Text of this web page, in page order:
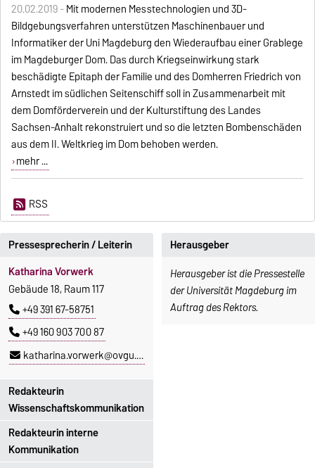
20.02.2019 -Mit modernen Messtechnologien und 3D-
Bildgebungsverfahren unterstützen Maschinenbauer und
Informatiker der Uni Magdeburg den Wiederaufbau einer Grablege
im Magdeburger Dom. Das durch Kriegseinwirkung stark
beschädigte Epitaph der Familie und des Domherren Friedrich von
Arnstedt im südlichen Seitenschiff soll in Zusammenarbeit mit
dem Domförderverein und der Kulturstiftung des Landes
Sachsen-Anhalt rekonstruiert und so die letzten Bombenschäden
aus dem II. Weltkrieg im Dom behoben werden.
mehr ...
RSS
Pressesprecherin / Leiterin
Katharina Vorwerk
Gebäude 18, Raum 117
+49 391 67-58751
+49 160 903 700 87
katharina.vorwerk@ovgu.de
Redakteurin interne
Kommunikation
Redakteurin
Wissenschaftskommunikation
Lisa Baaske
Gebäude 18, Raum 118
Herausgeber
Herausgeber ist die Pressestelle
der Universität Magdeburg im
Auftrag des Rektors.